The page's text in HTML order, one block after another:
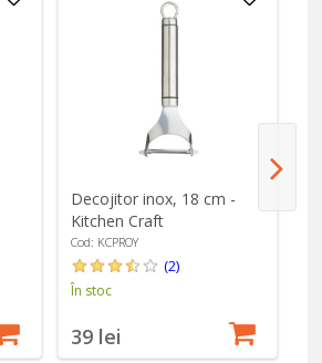
Decojitor inox, 18 cm -
Kitchen Craft
Cod: KCPROY
(2)
În stoc
39 lei